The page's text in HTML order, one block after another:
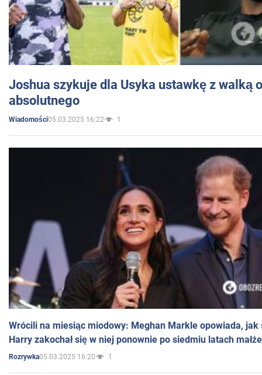
Joshua szykuje dla Usyka ustawkę z walką
absolutnego
Wiadomości05.03.2025 16:22 1
Wrócili na miesiąc miodowy: Meghan Markle opowiada, jak
Harry zakochał się w niej ponownie po siedmiu latach
Rozrywka05.03.2025 16:20 1